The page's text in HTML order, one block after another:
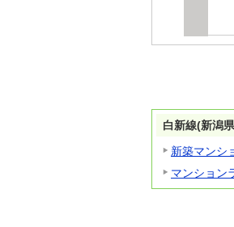
白新線(新潟
新築マンシ
マンション